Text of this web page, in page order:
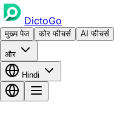
DictoGo
मुख्य पेज कोर फीचर्स AI फीचर्स
और
Hindi